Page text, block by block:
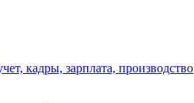
кадры, зарплата, производство